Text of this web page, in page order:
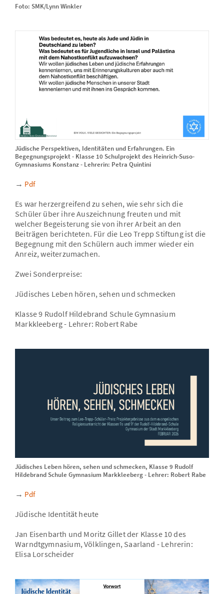
Foto: SMK/Lynn Winkler
Jüdische Perspektiven, Identitäten und Erfahrungen. Ein
Begegnungsprojekt - Klasse 10 Schulprojekt des Heinrich-Suso-
Gymnasiums Konstanz - Lehrerin: Petra Quintini
→ Pdf
Es war herzergreifend zu sehen, wie sehr sich die
Schüler über ihre Auszeichnung freuten und mit
welcher Begeisterung sie von ihrer Arbeit an den
Beiträgen berichteten. Für die Leo Trepp Stiftung ist die
Begegnung mit den Schülern auch immer wieder ein
Anreiz, weiterzumachen.
Zwei Sonderpreise:
Jüdisches Leben hören, sehen und schmecken
Klasse 9 Rudolf Hildebrand Schule Gymnasium
Markkleeberg - Lehrer: Robert Rabe
Jüdisches Leben hören, sehen und schmecken, Klasse 9 Rudolf
Hildebrand Schule Gymnasium Markkleeberg - Lehrer: Robert Rabe
→ Pdf
Jüdische Identität heute
Jan Eisenbarth und Moritz Gillet der Klasse 10 des
Warndtgymnasium, Völklingen, Saarland - Lehrerin:
Elisa Lorscheider